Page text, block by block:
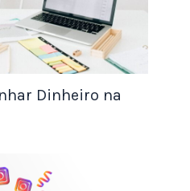
ganhar dinheiro extra
Você pode trabalhar
quais trabalhos
adicional
de serviços.
Dinheiro na